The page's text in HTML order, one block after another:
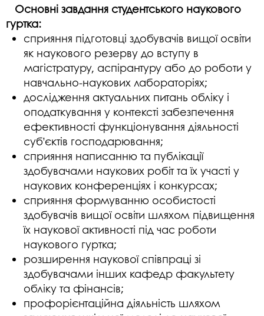
Основні завдання студентського наукового
гуртка:
сприяння підготовці здобувачів вищої освіти
як наукового резерву до вступу в
магістратуру, аспірантуру або до роботи у
навчально-наукових лабораторіях;
дослідження актуальних питань обліку і
оподаткування у контексті забезпечення
ефективності функціонування діяльності
суб’єктів господарювання;
сприяння написанню та публікації
здобувачами наукових робіт та їх участі у
наукових конференціях і конкурсах;
сприяння формуванню особистості
здобувачів вищої освіти шляхом підвищення
їх наукової активності під час роботи
наукового гуртка;
розширення наукової співпраці зі
здобувачами інших кафедр факультету
обліку та фінансів;
профорієнтаційна діяльність шляхом